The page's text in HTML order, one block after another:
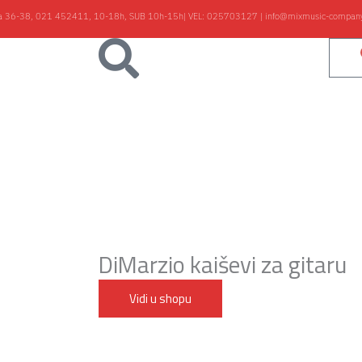
36-38,021 452411, 10-18h, SUB 10h-15h| VEL:025703127 | info@mixmusic-
DiMarzio kaiševi za gitaru
Vidi u shopu